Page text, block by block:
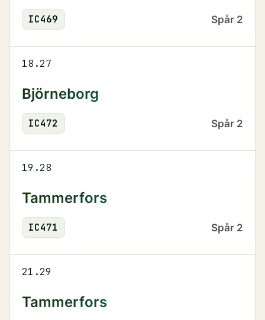
IC469 Spår 2
18.27
Björneborg
IC472 Spår 2
19.28
Tammerfors
IC471 Spår 2
21.29
Tammerfors